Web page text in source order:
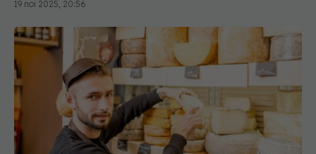
19 noi 2025, 20:56